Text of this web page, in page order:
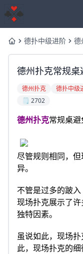
Home德扑中级进阶 德
德州扑克常规
德州扑克 德扑中级
🗒️ 2702
德州扑克常规桌
尽管规则相同，
异。
不管是过多的跛
现场扑克展示了
独特因素。
虽说如此，现场
此，现场扑克的细